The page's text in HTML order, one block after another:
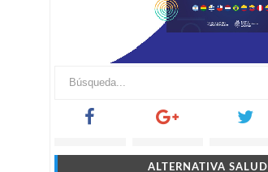
ALTERNATIVA SALUD